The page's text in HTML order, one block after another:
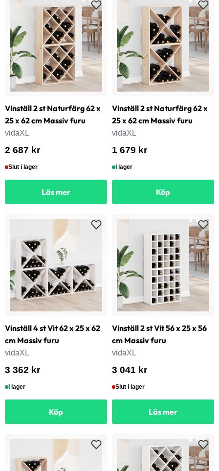
Vinställ 2 st Naturfärg 62 x
25 x 62 cm Massiv furu
vidaXL
2 687 kr
Slut i lager
Läs mer
Vinställ 2 st Naturfärg 62 x
25 x 62 cm Massiv furu
vidaXL
1 679 kr
I lager
Köp
Vinställ 4 st Vit 62 x 25 x 62
cm Massiv furu
vidaXL
3 362 kr
I lager
Köp
Vinställ 2 st Vit 56 x 25 x 56
cm Massiv furu
vidaXL
3 041 kr
Slut i lager
Läs mer